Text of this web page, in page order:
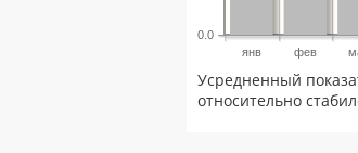
янв фев
0.0
Усредненный
относительно